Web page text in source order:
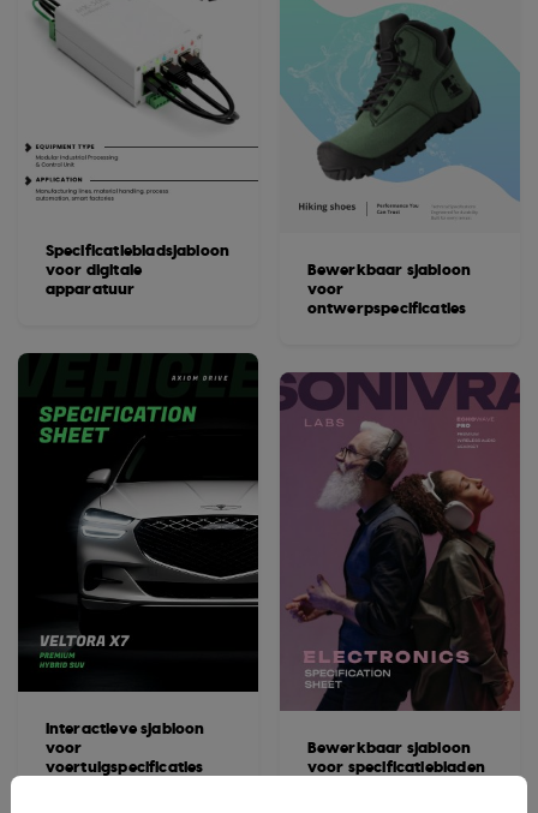
Specificatiebladsjabloon
voor digitale
apparatuur
Interactieve sjabloon
voor
voertuigspecificaties
Bewerkbaar sjabloon
voor
ontwerpspecificaties
Bewerkbaar sjabloon
voor specificatiebladen